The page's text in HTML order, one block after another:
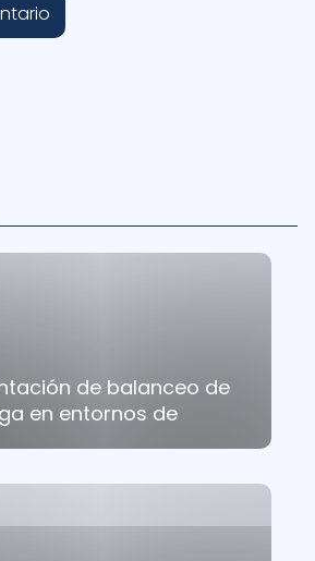
de balanceo de
en entornos de